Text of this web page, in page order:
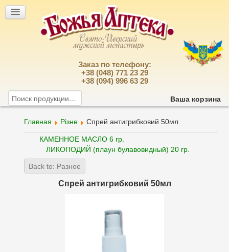
Заказ по телефону:
+38 (048) 771 23 29
+38 (094) 996 63 29
Ваша корзина
Главная Різне Спрей антигрибковий 50мл
КАМЕННОЕ МАСЛО 6 гр.
ЛИКОПОДИЙ (плаун булавовидный) 20 гр.
Back to: Разное
Спрей антигрибковий 50мл